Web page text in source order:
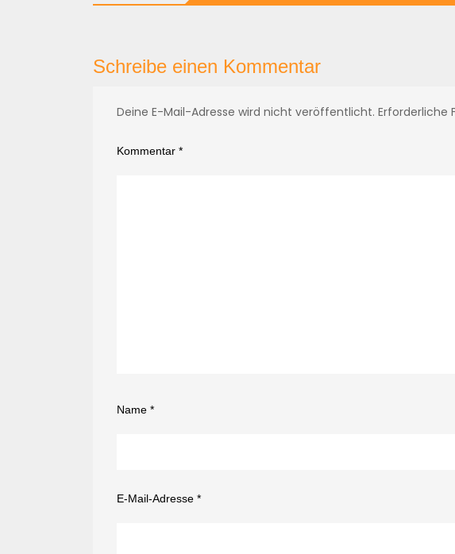
Schreibe einen Kommentar
Deine E-Mail-Adresse wird nicht veröffentlicht. Erforderliche
Kommentar *
Name *
E-Mail-Adresse *